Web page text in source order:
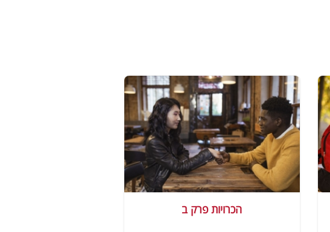
הכרויות פרק ב